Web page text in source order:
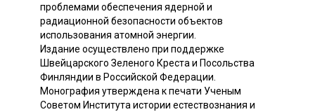
проблемами обеспечения ядерной и
радиационной безопасности объектов
использования атомной энергии.
Издание осуществлено при поддержке
Швейцарского Зеленого Креста и Посольства
Финляндии в Российской Федерации.
Монография утверждена к печати Ученым
Советом Института истории естествознания и